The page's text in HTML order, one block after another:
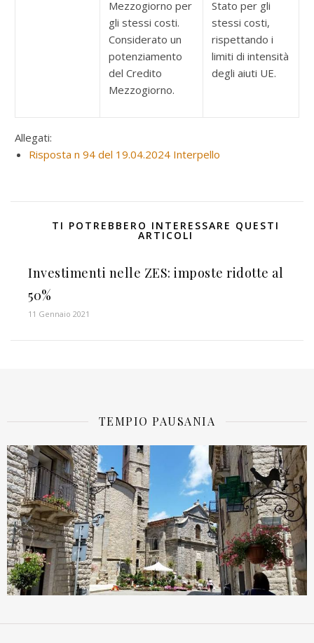
Mezzogiorno per
gli stessi costi.
Considerato un
potenziamento
del Credito
Mezzogiorno.
Stato per gli
stessi costi,
rispettando i
limiti di intensità
degli aiuti UE.
Allegati:
Risposta n 94 del 19.04.2024 Interpello
TI POTREBBERO INTERESSARE QUESTI
ARTICOLI
Investimenti nelle ZES: imposte ridotte al
50%
11 Gennaio 2021
TEMPIO PAUSANIA